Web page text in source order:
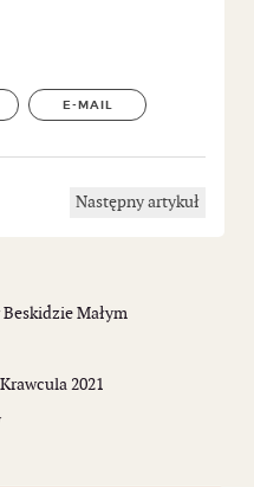
E-MAIL
Następny artykuł
Małym
2021